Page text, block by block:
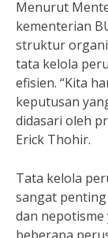
Menurut
kementerian
struktur
tata kelola
efisien. “Kita
keputusan
didasari oleh
Erick Thohir.
Tata kelola
sangat
dan nepotisme